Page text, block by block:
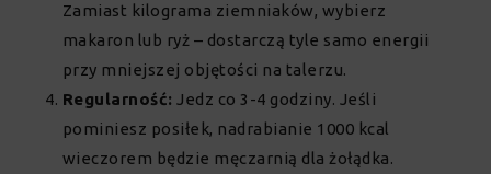
Zamiast kilograma ziemniaków, wybierz
makaron lub ryż – dostarczą tyle samo energii
przy mniejszej objętości na talerzu.
Regularność: Jedz co 3-4 godziny. Jeśli
pominiesz posiłek, nadrabianie 1000 kcal
wieczorem będzie męczarnią dla żołądka.